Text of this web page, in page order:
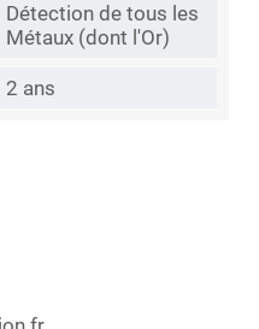
Détection de tous les
Métaux (dont l'Or)
2 ans